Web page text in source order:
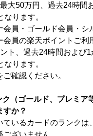
大50万円、過去24時間
なります。
会員・ゴールド会員・シ
会員の楽天ポイントご利
ト、過去24時間および1
なります。
ご確認ください。
ク（ゴールド、プレミア
すか？
ているカードのランクは
ざいません。